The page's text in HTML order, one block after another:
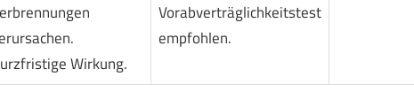
Wirkung.
Vorabverträglichkeitstest
empfohlen.